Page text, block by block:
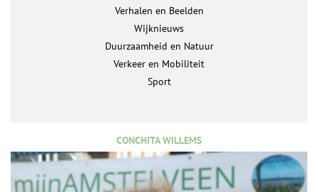
Verhalen en Beelden
Wijknieuws
Duurzaamheid en Natuur
Verkeer en Mobiliteit
Sport
CONCHITA WILLEMS